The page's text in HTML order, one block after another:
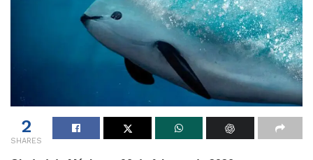
2
SHARES